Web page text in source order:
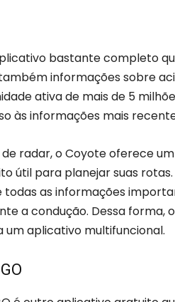
bastante completo
informações sobre
ativa de mais de 5
às informações mais
radar, o Coyote oferece
útil para planejar suas
todas as informações
a condução. Dessa
um aplicativo multifuncional.